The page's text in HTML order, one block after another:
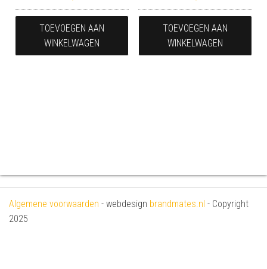
TOEVOEGEN AAN
WINKELWAGEN
TOEVOEGEN AAN
WINKELWAGEN
Algemene voorwaarden - webdesign brandmates.nl - Copyright
2025